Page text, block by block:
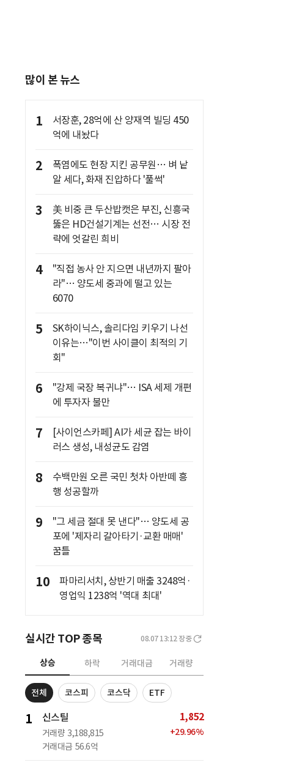
많이 본 뉴스
1
서장훈, 28억에 산 양재역 빌딩 450
억에 내놨다
2
폭염에도 현장 지킨 공무원… 벼 낱
알 세다, 화재 진압하다 '풀썩'
3
美 비중 큰 두산밥캣은 부진, 신흥국
뚫은 HD건설기계는 선전… 시장 전
략에 엇갈린 희비
4
"직접 농사 안 지으면 내년까지 팔아
라"… 양도세 중과에 떨고 있는
6070
5
SK하이닉스, 솔리다임 키우기 나선
이유는…"이번 사이클이 최적의 기
회"
6
"강제 국장 복귀냐"… ISA 세제 개편
에 투자자 불만
7
[사이언스카페] AI가 세균 잡는 바이
러스 생성, 내성균도 감염
8
수백만원 오른 국민 첫차 아반떼 흥
행 성공할까
9
"그 세금 절대 못 낸다"… 양도세 공
포에 '제자리 갈아타기·교환 매매'
꿈틀
10
파마리서치, 상반기 매출 3248억·
영업익 1238억 '역대 최대'
실시간 TOP 종목 08.07 13:12 장중
상승 하락 거래대금 거래량
전체 코스피 코스닥 ETF
1 신스틸
거래량 3,188,815
거래대금 56.6억
1,852
+29.96%